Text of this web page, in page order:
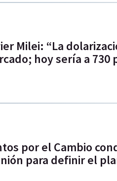
Milei: “La
hoy sería a 730
por el Cambio
para definir el